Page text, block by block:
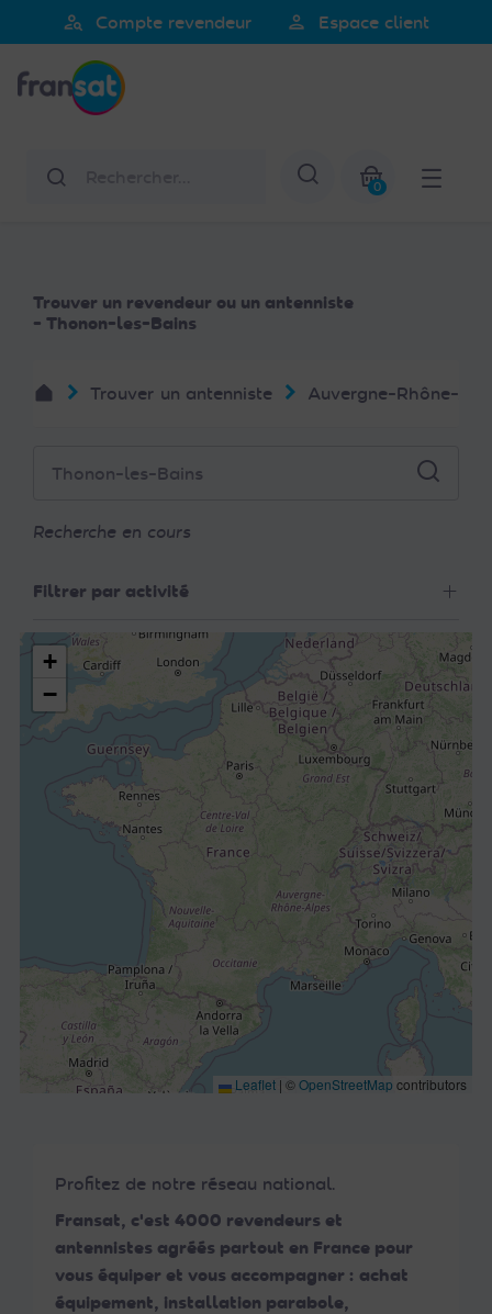
noter
Ce
comprend
person_search Compte revendeur person Espace client
Afficher la
0
Trouver un revendeur ou un antenniste
- Thonon-les-Bains
Trouver un antenniste Auvergne-Rhône-
Recherche en cours
Filtrer par activité
Profitez de notre réseau national.
Fransat, c'est 4000 revendeurs et
antennistes agréés partout en France pour
vous équiper et vous accompagner : achat
équipement, installation parabole,
+
−
Leaflet | ©OpenStreetMap contributors